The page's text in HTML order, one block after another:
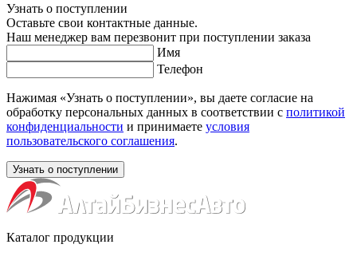
Узнать о поступлении
Оставьте свои контактные данные.
Наш менеджер вам перезвонит при поступлении заказа
Имя
Телефон
Нажимая «Узнать о поступлении», вы даете согласие на
обработку персональных данных в соответствии с политикой
конфиденциальности и принимаете условия
пользовательского соглашения.
Каталог продукции